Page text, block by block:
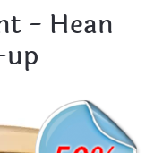
- Hean